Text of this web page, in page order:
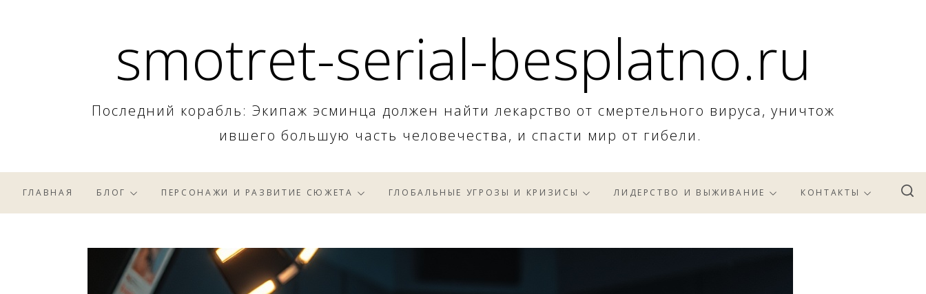
smotret-serial-besplatno.ru
Последний корабль: Экипаж эсминца должен найти лекарство от смертельного вируса, уничтож
ившего большую часть человечества, и спасти мир от гибели.
ГЛАВНАЯ БЛОГ ПЕРСОНАЖИ И РАЗВИТИЕ СЮЖЕТА ГЛОБАЛЬНЫЕ УГРОЗЫ И КРИЗИСЫ ЛИДЕРСТВО И ВЫЖИВАНИЕ КОНТАКТЫ